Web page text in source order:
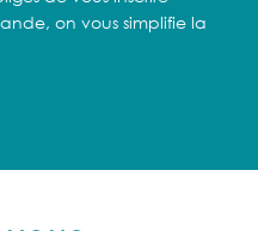
on vous simplifie la